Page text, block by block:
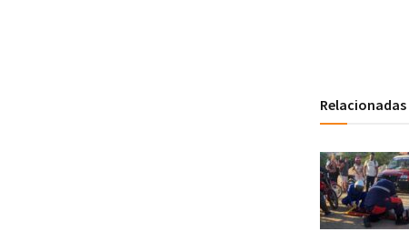
Relacionadas